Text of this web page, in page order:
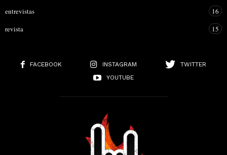
entrevistas
16
revista
15
FACEBOOK INSTAGRAM
TWITTER
YOUTUBE